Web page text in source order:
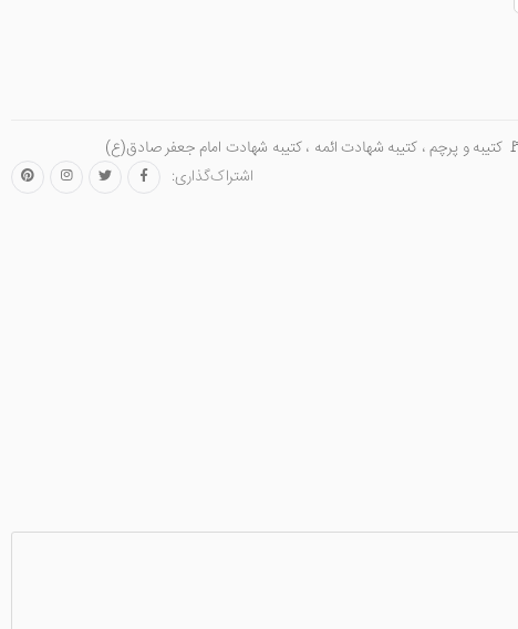
کتیبه و پرچم،کتیبه شهادت ائمه ،کتیبه شهادت امام جعفر صادق(ع)
اشتراک‌گذاری: